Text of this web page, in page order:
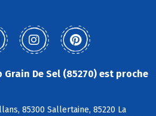
De Sel (85270) est proche
85300 Sallertaine, 85220 La